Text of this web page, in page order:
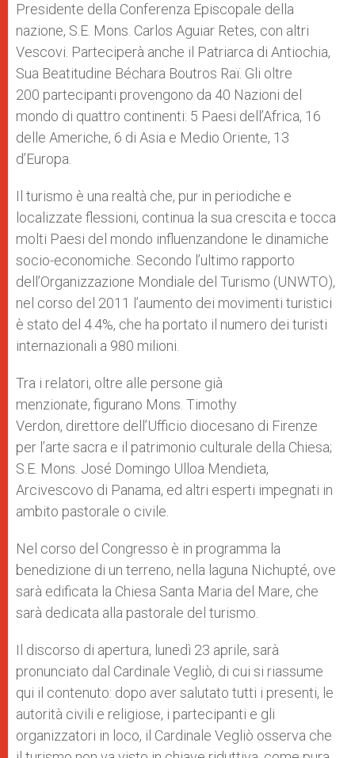
Presidente della Conferenza Episcopale della
nazione, S.E. Mons. Carlos Aguiar Retes, con altri
Vescovi. Parteciperà anche il Patriarca di Antiochia,
Sua Beatitudine Béchara Boutros Raï. Gli oltre
200 partecipanti provengono da 40 Nazioni del
mondo di quattro continenti: 5 Paesi dell’Africa, 16
delle Americhe, 6 di Asia e Medio Oriente, 13
d’Europa.
Il turismo è una realtà che, pur in periodiche e
localizzate flessioni, continua la sua crescita e tocca
molti Paesi del mondo influenzandone le dinamiche
socio-economiche. Secondo l’ultimo rapporto
dell’Organizzazione Mondiale del Turismo (UNWTO),
nel corso del 2011 l’aumento dei movimenti turistici
è stato del 4.4%, che ha portato il numero dei turisti
internazionali a 980 milioni.
Tra i relatori, oltre alle persone già
menzionate, figurano Mons. Timothy
Verdon, direttore dell’Ufficio diocesano di Firenze
per l’arte sacra e il patrimonio culturale della Chiesa;
S.E. Mons. José Domingo Ulloa Mendieta,
Arcivescovo di Panama, ed altri esperti impegnati in
ambito pastorale o civile.
Nel corso del Congresso è in programma la
benedizione di un terreno, nella laguna Nichupté, ove
sarà edificata la Chiesa Santa Maria del Mare, che
sarà dedicata alla pastorale del turismo.
Il discorso di apertura, lunedì 23 aprile, sarà
pronunciato dal Cardinale Vegliò, di cui si riassume
qui il contenuto: dopo aver salutato tutti i presenti, le
autorità civili e religiose, i partecipanti e gli
organizzatori in loco, il Cardinale Vegliò osserva che